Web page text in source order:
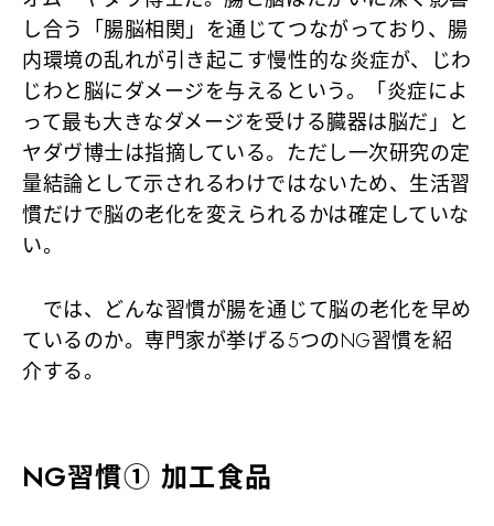
し合う「腸脳相関」を通じてつながっており、腸
内環境の乱れが引き起こす慢性的な炎症が、じわ
じわと脳にダメージを与えるという。「炎症によ
って最も大きなダメージを受ける臓器は脳だ」と
ヤダヴ博士は指摘している。ただし一次研究の定
量結論として示されるわけではないため、生活習
慣だけで脳の老化を変えられるかは確定していな
い。
では、どんな習慣が腸を通じて脳の老化を早め
ているのか。専門家が挙げる5つのNG習慣を紹
介する。
NG習慣① 加工食品